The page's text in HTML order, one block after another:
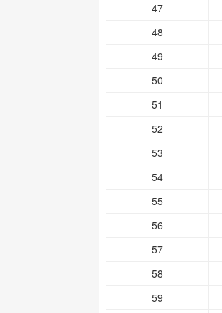
47
48
49
50
51
52
53
54
55
56
57
58
59